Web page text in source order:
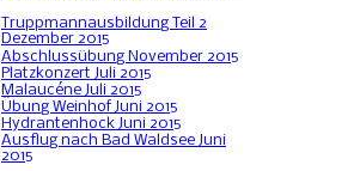
Truppmannausbildung Teil 2
Dezember 2015
Abschlussübung November 2015
Platzkonzert Juli 2015
Malaucéne Juli 2015
Übung Weinhof Juni 2015
Hydrantenhock Juni 2015
Ausflug nach Bad Waldsee Juni
2015